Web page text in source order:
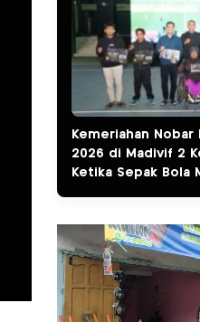
Kemeriahan Nobar
2026 di Madivif 2
Ketika Sepak Bola